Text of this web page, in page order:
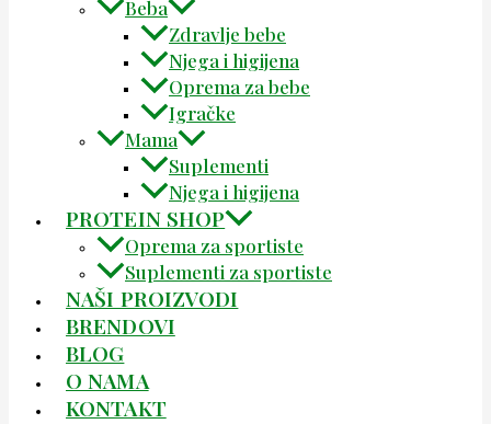
Beba
Zdravlje bebe
Njega i higijena
Oprema za bebe
Igračke
Mama
Suplementi
Njega i higijena
PROTEIN SHOP
Oprema za sportiste
Suplementi za sportiste
NAŠI PROIZVODI
BRENDOVI
BLOG
O NAMA
KONTAKT